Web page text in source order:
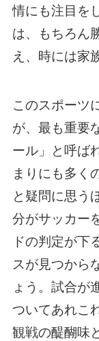
情にも注目を
は、もちろん
え、時には家
このスポーツ
が、最も重要
ール」と呼ば
まりにも多く
と疑問に思う
分がサッカー
ドの判定が下
スが見つから
ょう。試合が
ついてあれこ
観戦の醍醐味